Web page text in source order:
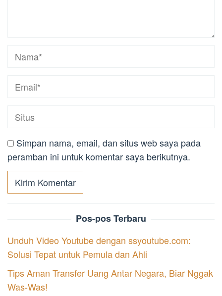
Simpan nama, email, dan situs web saya pada
peramban ini untuk komentar saya berikutnya.
Pos-pos Terbaru
Unduh Video Youtube dengan ssyoutube.com:
Solusi Tepat untuk Pemula dan Ahli
Tips Aman Transfer Uang Antar Negara, Biar Nggak
Was-Was!